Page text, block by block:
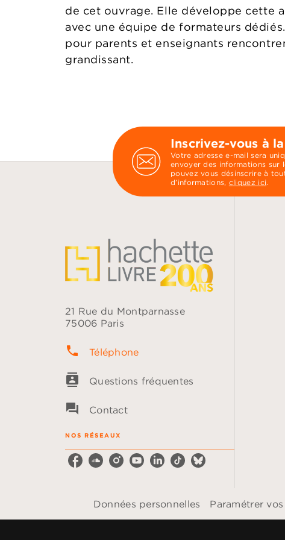
de cet ouvrage. Elle développe cette
avec une équipe de formateurs
pour parents et enseignants
grandissant.
Inscrivez-vous à
Votre adresse e-mail sera
envoyer des informations sur
pouvez vous désinscrire à
d’informations, cliquez ici.
21 Rue du Montparnasse
75006 Paris
phone Téléphone
contacts Questions fréquentes
question_answer Contact
NOS RÉSEAUX
Données personnelles Paramétrer